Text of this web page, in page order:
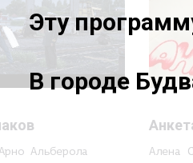
Альберола Алена
Эту
В городе